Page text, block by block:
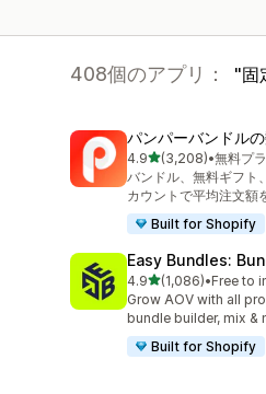
408個のアプリ： 固
パンパーバンドル
4.95つ星中
(3,208)
合計レビュー数：
•無料プ
バンドル、無料ギフト
カウントで平均注文額
Built for Shopify
Easy Bundles:
4.95つ星中
(1,086)
合計レビュー数：1086
•Free to
Grow AOV with all
bundle builder, mix &
Built for Shopify